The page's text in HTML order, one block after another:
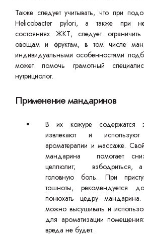
Также следует учитывать, что при
Helicobacter pylori, а также при
состояниях ЖКТ, следует
овощам и фруктам, в том числе
индивидуальными особенностями
может помочь грамотный
нутрициолог.
Применение мандаринов
В их кожуре содержатся
извлекают и
ароматерапии и массаже.
мандарина помогает
целлюлит; взбодриться,
головную боль. При
тошноты, рекомендуется
понюхать цедру
можно высушивать и
для ароматизации
вреда не будет.